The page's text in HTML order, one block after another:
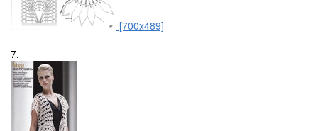
[700x489]
7.